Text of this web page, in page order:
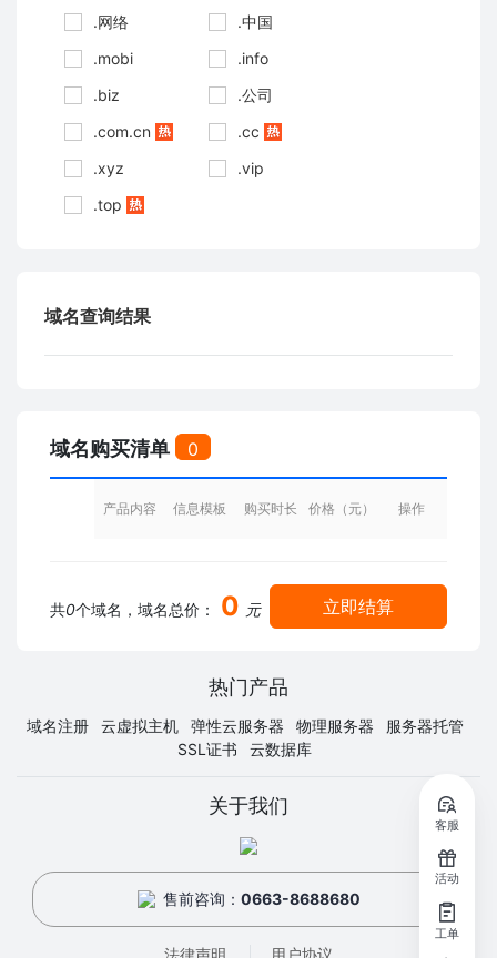
.网络
.中国
.mobi
.info
.biz
.公司
.com.cn
.cc
.xyz
.vip
.top
域名查询结果
域名购买清单 0
产品内容 信息模板 购买时长 价格（元） 操作
共0个域名，域名总价： 0 元 立即结算
热门产品
域名注册 云虚拟主机 弹性云服务器 物理服务器
服务器托管
SSL证书
云数据库
关于我们
售前咨询： 0663-8688680
法律声明 用户协议
客服
活动
工单